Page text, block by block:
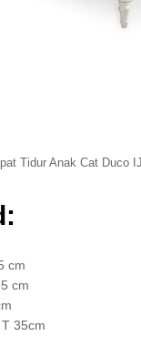
Tidur Anak Cat Duco
cm
cm
35cm